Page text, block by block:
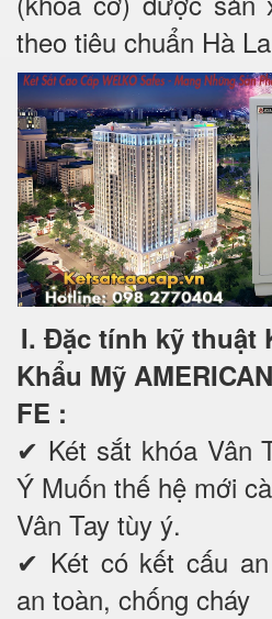
theo tiêu chuẩn Hà
I. Đặc tính kỹ thuật
Khẩu Mỹ
FE :
✔ Két sắt khóa Vân
Ý Muốn thế hệ mới
Vân Tay tùy ý.
✔ Két có kết cấu
an toàn, chống cháy